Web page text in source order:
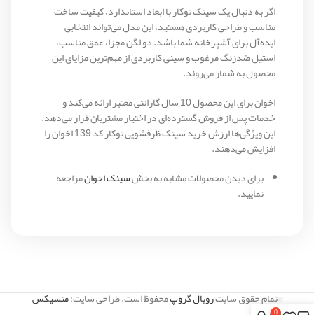
اگر به دنبال یک سینک توکار با ابعاد استاندارد، کیفیت ساخت
مناسب و طراحی کاربردی هستید، این مدل می‌تواند انتخابی
ایده‌آل برای آشپزخانه شما باشد. دو لگن مجزا، عمق مناسب،
استیل ضدزنگ مرغوب و سینی کاربردی از مهم‌ترین مزایای این
محصول به شمار می‌روند.
اخوان برای این محصول 10 سال گارانتی معتبر ارائه می‌کند و
خدمات پس از فروش گسترده‌ای در اختیار مشتریان قرار می‌دهد.
این ویژگی‌ها ارزش خرید سینک ظرفشویی توکار کد 139 اخوان را
افزایش می‌دهند.
برای دیدن محصولات مشابه به بخشسینک اخوانمراجعه
نمایید.
©تمام حقوق سایترویال گروپمحفوظ است. طراحی سایت:منسیکس
0